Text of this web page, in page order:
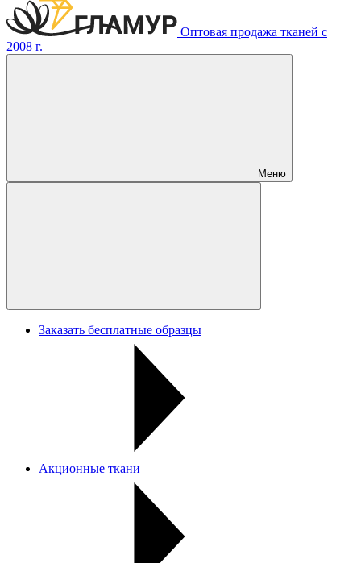
Оптовая продажа тканей с
2008 г.
Меню
Заказать бесплатные образцы
Акционные ткани